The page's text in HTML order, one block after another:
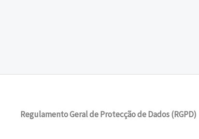
Regulamento Geral de Protecção de Dados (RGPD)